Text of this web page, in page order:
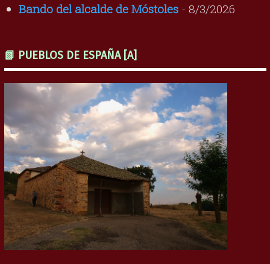
Bando del alcalde de Móstoles- 8/3/2026
📗 PUEBLOS DE ESPAÑA [A]